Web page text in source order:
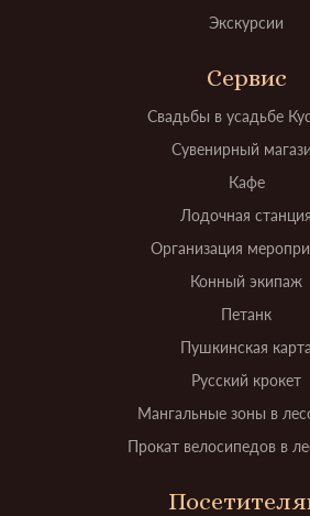
Экскурсии
Сервис
Свадьбы в усадьбе
Сувенирный
Кафе
Лодочная станция
Организация
Конный экипаж
Петанк
Пушкинская карта
Русский крокет
Мангальные зоны в
Прокат велосипедов в